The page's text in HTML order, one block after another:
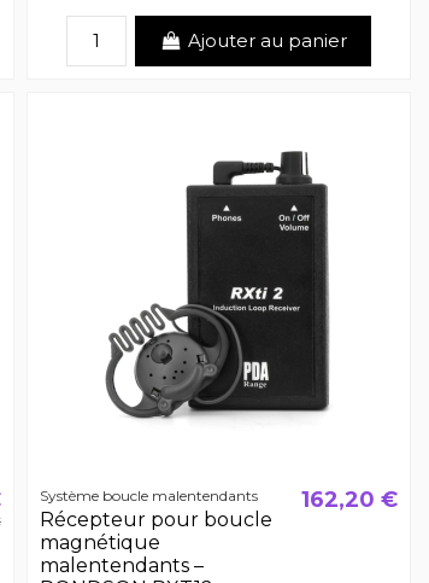
Ajouter au panier
Système boucle malentendants
Récepteur pour boucle
magnétique
malentendants –
162,20 €